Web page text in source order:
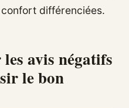
différenciées.
avis négatifs
le bon